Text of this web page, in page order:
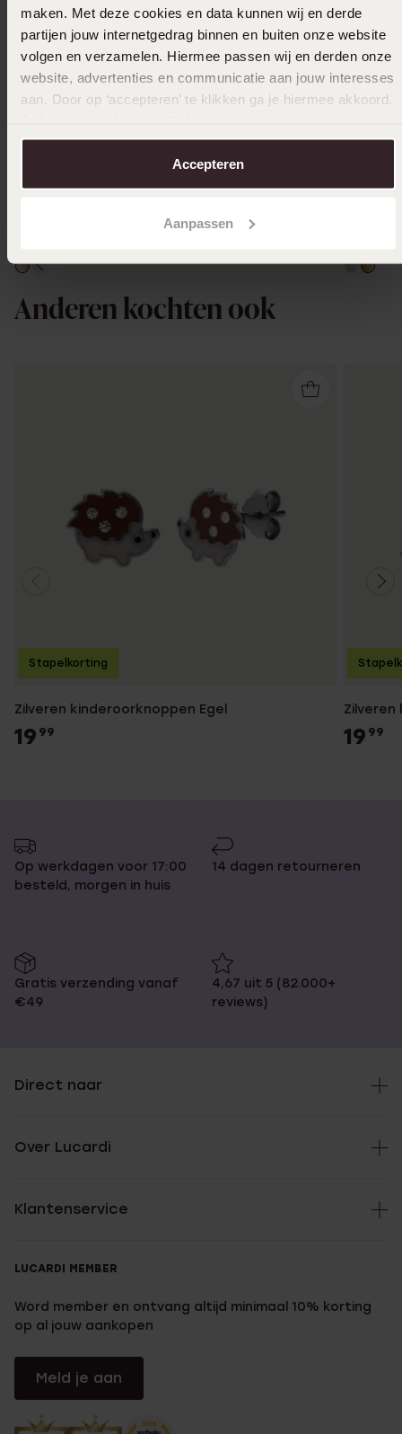
maken. Met deze cookies en data kunnen wij en derde
partijen jouw internetgedrag binnen en buiten onze website
volgen en verzamelen. Hiermee passen wij en derden onze
website, advertenties en communicatie aan jouw interesses
aan. Door op ‘accepteren’ te klikken ga je hiermee akkoord.
over in onscookiebeleid.
Accepteren
Aanpassen
Seville
44.992250
19
Anderen kochten ook
Zilveren kinderoorknoppen Egel
19 99
Stapelkorting
19 99
Op werkdagen voor 17:00
besteld, morgen in huis
14 dagen retourneren
Gratis verzending vanaf
€49
4,67 uit 5 (82.000+
reviews)
Direct naar
Over Lucardi
Klantenservice
LUCARDI MEMBER
Word member en ontvang altijd minimaal 10% korting
op al jouw aankopen
Meld je aan